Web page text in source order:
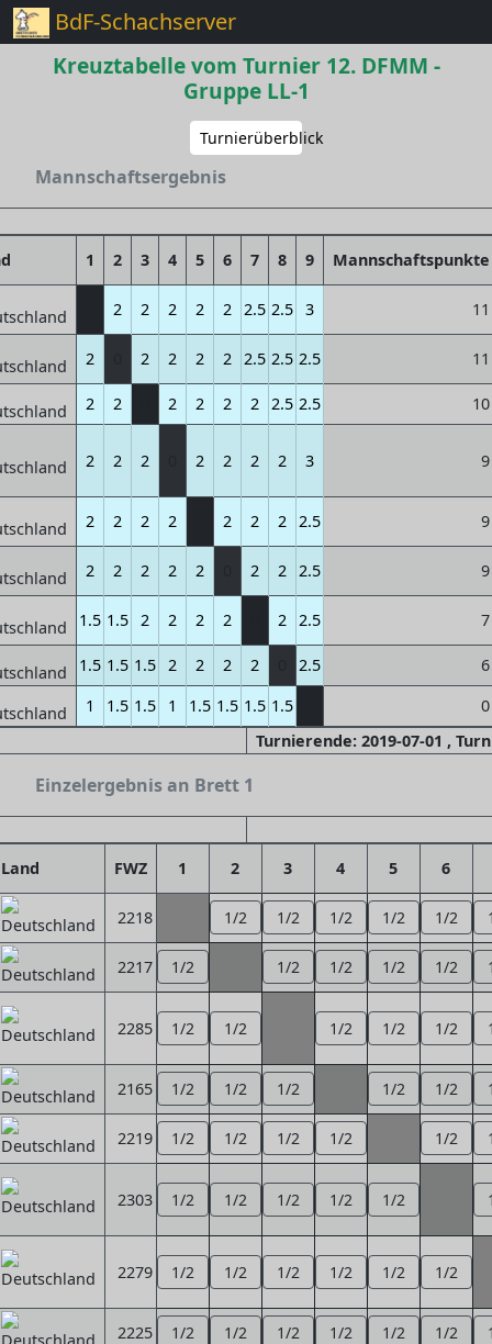
BdF-Schachserver
Kreuztabelle vom Turnier 12. DFMM -
Gruppe LL-1
Turnierüberblick
Mannschaftsergebnis
1 2 3 4 5 6 7 8 9 Mannschaftspunkte
2 2 2 2 2 2.5 2.5 3 11
2 2 2 2 2 2.5 2.5 2.5 11
2 2 2 2 2 2 2.5 2.5 10
2 2 2 2 2 2 2 3 9
2 2 2 2 2 2 2 2.5 9
2 2 2 2 2 2 2 2.5 9
1.5 1.5 2 2 2 2 2 2.5 7
1.5 1.5 1.5 2 2 2 2 2.5
6
1
1.5 1.5 1 1.5 1.5 1.5 1.5
0
Turnierende: 2019-07-01 ,
Einzelergebnis an Brett 1
Land FWZ 1 2 3 4 5 6
2218 1/2 1/2 1/2 1/2 1/2
2217 1/2 1/2 1/2 1/2 1/2
2285 1/2 1/2 1/2 1/2 1/2
2165 1/2 1/2 1/2 1/2 1/2
2219 1/2 1/2 1/2 1/2 1/2
2303 1/2 1/2 1/2 1/2 1/2
2279 1/2 1/2 1/2 1/2 1/2 1/2
2225 1/2 1/2 1/2 1/2 1/2 1/2